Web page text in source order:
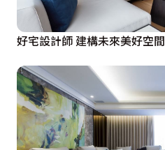
好宅設計師 建構未來美好空間